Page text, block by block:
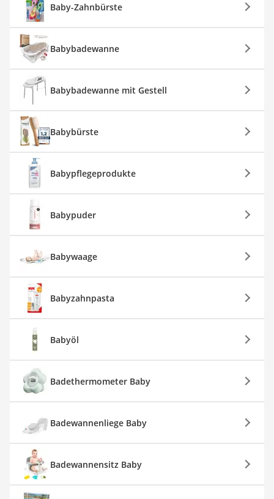
Baby-Zahnbürste
Babybadewanne
Babybadewanne mit Gestell
Babybürste
Babypflegeprodukte
Babypuder
Babywaage
Babyzahnpasta
Babyöl
Badethermometer Baby
Badewannenliege Baby
Badewannensitz Baby